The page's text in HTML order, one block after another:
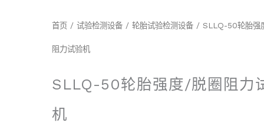
首页 / 试验检测设备 / 轮胎试验检测设备 / SLLQ-50轮胎强
阻力试验机
SLLQ-50轮胎强度/脱圈阻力
机